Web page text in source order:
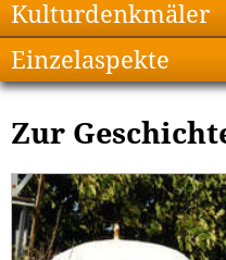
Kulturdenkmäler
Einzelaspekte
Zur